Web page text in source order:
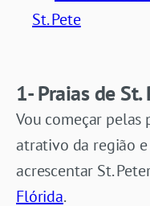
St. Pete
1- Praias de St.
Vou começar pelas
atrativo da região
acrescentar St.
Flórida.